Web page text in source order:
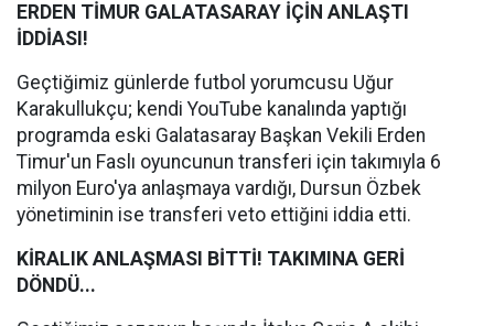
ERDEN TİMUR GALATASARAY İÇİN ANLAŞTI
İDDİASI!
Geçtiğimiz günlerde futbol yorumcusu Uğur
Karakullukçu; kendi YouTube kanalında yaptığı
programda eski Galatasaray Başkan Vekili Erden
Timur'un Faslı oyuncunun transferi için takımıyla 6
milyon Euro'ya anlaşmaya vardığı, Dursun Özbek
yönetiminin ise transferi veto ettiğini iddia etti.
KİRALIK ANLAŞMASI BİTTİ! TAKIMINA GERİ
DÖNDÜ...